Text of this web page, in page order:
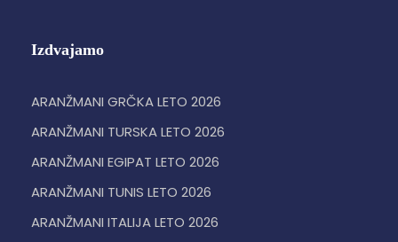
Izdvajamo
ARANŽMANI GRČKA LETO 2026
ARANŽMANI TURSKA LETO 2026
ARANŽMANI EGIPAT LETO 2026
ARANŽMANI TUNIS LETO 2026
ARANŽMANI ITALIJA LETO 2026